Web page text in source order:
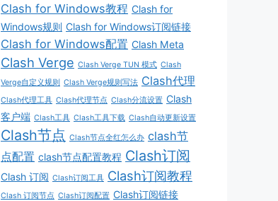
Clash for Windows教程 Clash for
Windows规则 Clash for Windows订阅链接
Clash for Windows配置 Clash Meta
Clash Verge Clash Verge TUN 模式 Clash
Verge自定义规则 Clash Verge规则写法 Clash代理
Clash代理工具 Clash代理节点 Clash分流设置 Clash
客户端 Clash工具 Clash工具下载 Clash自动更新设置
Clash节点 Clash节点全红怎么办 clash节
点配置 clash节点配置教程 Clash订阅
Clash 订阅 Clash订阅工具 Clash订阅教程
Clash 订阅节点 Clash订阅配置 Clash订阅链接